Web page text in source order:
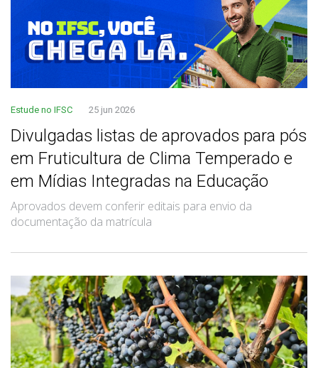
Estude no IFSC 25 jun 2026
Divulgadas listas de aprovados para pós
em Fruticultura de Clima Temperado e
em Mídias Integradas na Educação
Aprovados devem conferir editais para envio da
documentação da matrícula